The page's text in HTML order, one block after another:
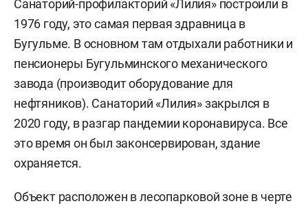
Санаторий-профилакторий «Лилия» построили в
1976 году, это самая первая здравница в
Бугульме. В основном там отдыхали работники и
пенсионеры Бугульминского механического
завода (производит оборудование для
нефтяников). Санаторий «Лилия» закрылся в
2020 году, в разгар пандемии коронавируса. Все
это время он был законсервирован, здание
охраняется.
Объект расположен в лесопарковой зоне в черте